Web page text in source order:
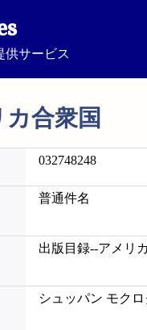
供サービス
合衆国
032748248
普通件名
出版目録--アメリ
シュッパン モク